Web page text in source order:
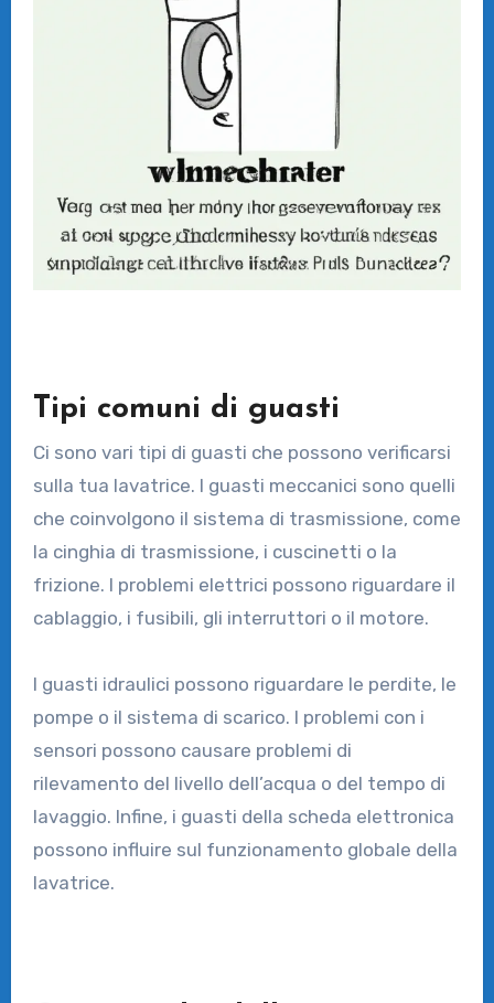
Tipi comuni di guasti
Ci sono vari tipi di guasti che possono verificarsi
sulla tua lavatrice. I guasti meccanici sono quelli
che coinvolgono il sistema di trasmissione, come
la cinghia di trasmissione, i cuscinetti o la
frizione. I problemi elettrici possono riguardare il
cablaggio, i fusibili, gli interruttori o il motore.
I guasti idraulici possono riguardare le perdite, le
pompe o il sistema di scarico. I problemi con i
sensori possono causare problemi di
rilevamento del livello dell’acqua o del tempo di
lavaggio. Infine, i guasti della scheda elettronica
possono influire sul funzionamento globale della
lavatrice.